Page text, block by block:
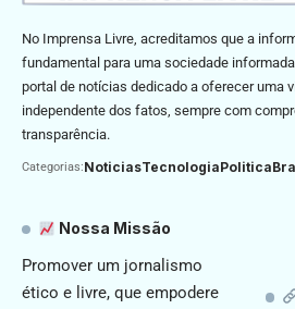
No Imprensa Livre, acreditamos que a
fundamental para uma sociedade
portal de notícias dedicado a oferecer uma
independente dos fatos, sempre com
transparência.
Categorias:NoticiasTecnologiaPolitica
Nossa Missão
Promover um jornalismo
ético e livre, que empodere